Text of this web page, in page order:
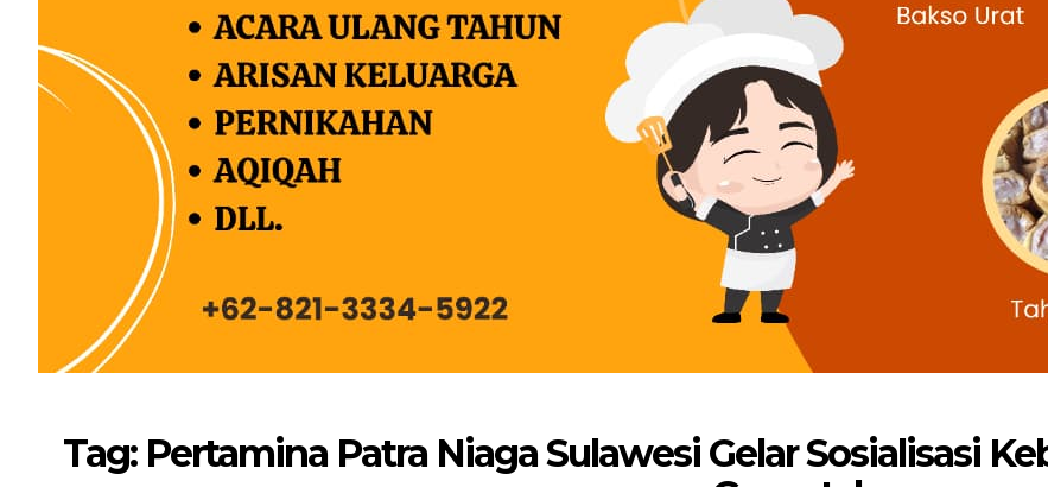
Tag: Pertamina Patra Niaga Sulawesi Gelar Sosialisasi